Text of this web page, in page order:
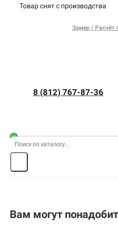
Товар снят с производства
Замер / Расчёт
8 (812) 767-87-36
0
Вам могут